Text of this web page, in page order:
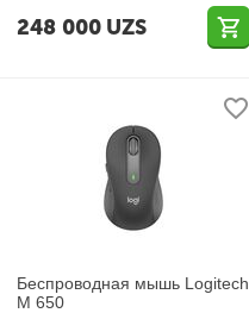
248 000 UZS
Беспроводная мышь Logitech
M 650